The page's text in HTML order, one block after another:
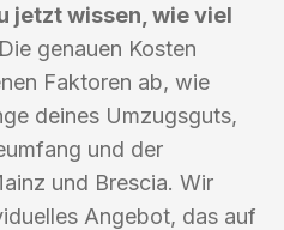
jetzt wissen, wie viel
Die genauen Kosten
Faktoren ab, wie
deines Umzugsguts,
und der
und Brescia. Wir
Angebot, das auf